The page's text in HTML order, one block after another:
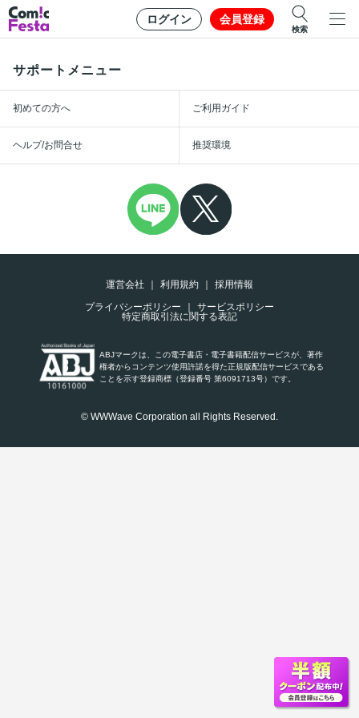
ログイン 会員登録
検索
サポートメニュー
初めての方へ ご利用ガイド
ヘルプ/お問合せ 推奨環境
運営会社 利用規約
採用情報
プライバシーポリシー
サービスポリシー
特定商取引法に関する表記
ABJマークは、この電子書店・電子書籍配信サービスが、著作
権者からコンテンツ使用許諾を得た正規版配信サービスである
ことを示す登録商標（登録番号 第6091713号）です。
© WWWave Corporation all Rights Reserved.